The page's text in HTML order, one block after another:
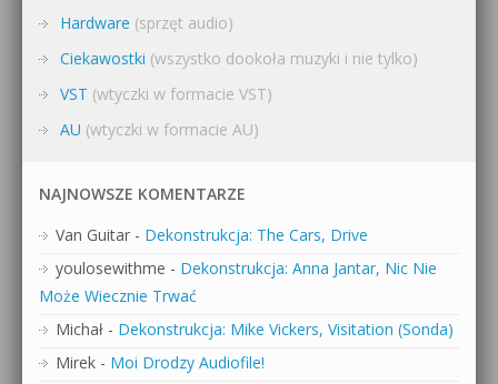
Hardware (sprzęt audio)
Ciekawostki (wszystko dookoła muzyki i nie tylko)
VST (wtyczki w formacie VST)
AU (wtyczki w formacie AU)
NAJNOWSZE KOMENTARZE
Van Guitar - Dekonstrukcja: The Cars, Drive
youlosewithme - Dekonstrukcja: Anna Jantar, Nic Nie
Może Wiecznie Trwać
Michał - Dekonstrukcja: Mike Vickers, Visitation (Sonda)
Mirek - Moi Drodzy Audiofile!